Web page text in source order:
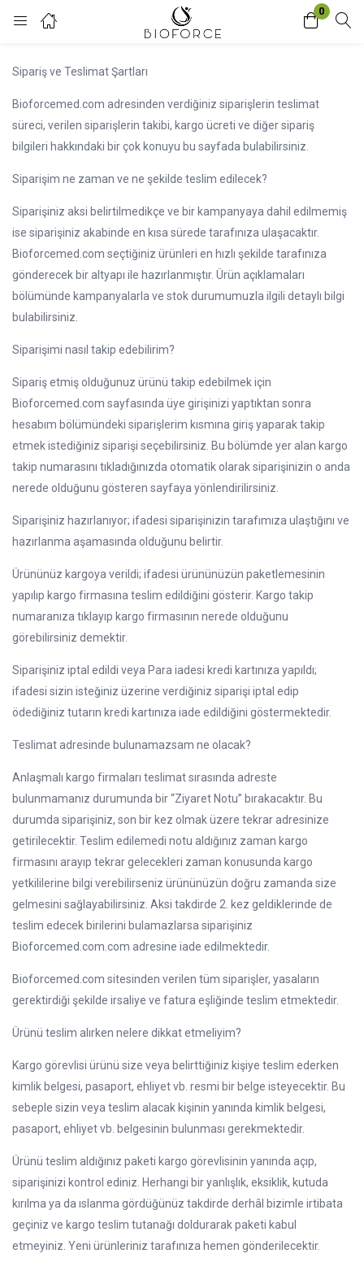
0
Remember me Lost password?
Sipariş ve Teslimat Şartları
Bioforcemed.com adresinden verdiğiniz siparişlerin teslimat
süreci, verilen siparişlerin takibi, kargo ücreti ve diğer sipariş
bilgileri hakkındaki bir çok konuyu bu sayfada bulabilirsiniz.
Siparişim ne zaman ve ne şekilde teslim edilecek?
Siparişiniz aksi belirtilmedikçe ve bir kampanyaya dahil edilmemiş
ise siparişiniz akabinde en kısa sürede tarafınıza ulaşacaktır.
Bioforcemed.com seçtiğiniz ürünleri en hızlı şekilde tarafınıza
gönderecek bir altyapı ile hazırlanmıştır. Ürün açıklamaları
bölümünde kampanyalarla ve stok durumumuzla ilgili detaylı bilgi
bulabilirsiniz.
Siparişimi nasıl takip edebilirim?
Sipariş etmiş olduğunuz ürünü takip edebilmek için
Bioforcemed.com sayfasında üye girişinizi yaptıktan sonra
hesabım bölümündeki siparişlerim kısmına giriş yaparak takip
etmek istediğiniz siparişi seçebilirsiniz. Bu bölümde yer alan kargo
takip numarasını tıkladığınızda otomatik olarak siparişinizin o anda
nerede olduğunu gösteren sayfaya yönlendirilirsiniz.
Siparişiniz hazırlanıyor; ifadesi siparişinizin tarafımıza ulaştığını ve
hazırlanma aşamasında olduğunu belirtir.
Ürününüz kargoya verildi; ifadesi ürününüzün paketlemesinin
yapılıp kargo firmasına teslim edildiğini gösterir. Kargo takip
numaranıza tıklayıp kargo firmasının nerede olduğunu
görebilirsiniz demektir.
Siparişiniz iptal edildi veya Para iadesi kredi kartınıza yapıldı;
ifadesi sizin isteğiniz üzerine verdiğiniz siparişi iptal edip
ödediğiniz tutarın kredi kartınıza iade edildiğini göstermektedir.
Teslimat adresinde bulunamazsam ne olacak?
Anlaşmalı kargo firmaları teslimat sırasında adreste
bulunmamanız durumunda bir “Ziyaret Notu” bırakacaktır. Bu
durumda siparişiniz, son bir kez olmak üzere tekrar adresinize
getirilecektir. Teslim edilemedi notu aldığınız zaman kargo
firmasını arayıp tekrar gelecekleri zaman konusunda kargo
yetkililerine bilgi verebilirseniz ürününüzün doğru zamanda size
gelmesini sağlayabilirsiniz. Aksi takdirde 2. kez geldiklerinde de
teslim edecek birilerini bulamazlarsa siparişiniz
Bioforcemed.com.com adresine iade edilmektedir.
Bioforcemed.com sitesinden verilen tüm siparişler, yasaların
gerektirdiği şekilde irsaliye ve fatura eşliğinde teslim etmektedir.
Ürünü teslim alırken nelere dikkat etmeliyim?
Kargo görevlisi ürünü size veya belirttiğiniz kişiye teslim ederken
kimlik belgesi, pasaport, ehliyet vb. resmi bir belge isteyecektir. Bu
sebeple sizin veya teslim alacak kişinin yanında kimlik belgesi,
pasaport, ehliyet vb. belgesinin bulunması gerekmektedir.
Ürünü teslim aldığınız paketi kargo görevlisinin yanında açıp,
siparişinizi kontrol ediniz. Herhangi bir yanlışlık, eksiklik, kutuda
kırılma ya da ıslanma gördüğünüz takdirde derhâl bizimle irtibata
geçiniz ve kargo teslim tutanağı doldurarak paketi kabul
etmeyiniz. Yeni ürünleriniz tarafınıza hemen gönderilecektir.